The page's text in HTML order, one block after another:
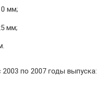
мм;
мм;
по 2007 годы выпуска: